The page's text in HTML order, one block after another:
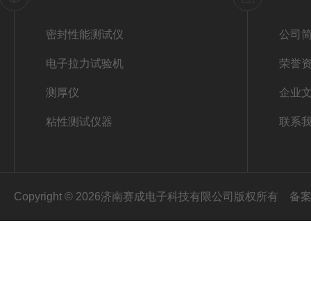
密封性能测试仪
电子拉力试验机
测厚仪
粘性测试仪器
公司
荣誉
企业
联系
Copyright © 2026济南赛成电子科技有限公司版权所有 备